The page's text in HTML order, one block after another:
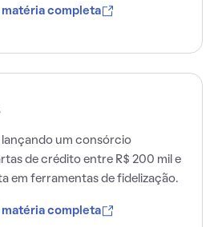
matéria completa
um consórcio
de crédito entre R$ 200 mil e
em ferramentas de fidelização.
matéria completa